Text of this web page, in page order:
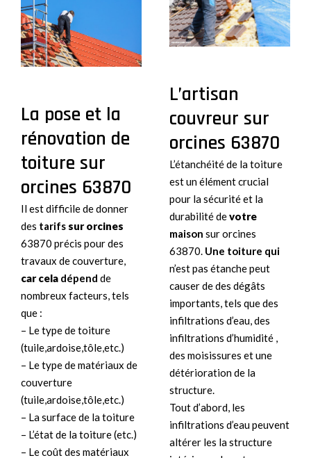
La pose et la
rénovation de
toiture sur
orcines 63870
Il est difficile de donner
des tarifs sur orcines
63870 précis pour des
travaux de couverture,
car cela dépend de
nombreux facteurs, tels
que :
– Le type de toiture
(tuile,ardoise,tôle,etc.)
– Le type de matériaux de
couverture
(tuile,ardoise,tôle,etc.)
– La surface de la toiture
– L’état de la toiture (etc.)
– Le coût des matériaux
L’artisan
couvreur sur
orcines 63870
L’étanchéité de la toiture
est un élément crucial
pour la sécurité et la
durabilité devotre
maison sur orcines
63870. Une toiture qui
n’est pas étanche peut
causer de des dégâts
importants, tels que des
infiltrations d’eau, des
infiltrations d’humidité ,
des moisissures et une
détérioration de la
structure.
Tout d’abord, les
infiltrations d’eau peuvent
altérer les la structure